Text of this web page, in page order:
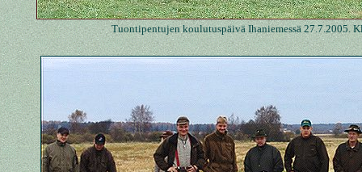
Tuontipentujen koulutuspäivä Ihaniemessä 27.7.2005.